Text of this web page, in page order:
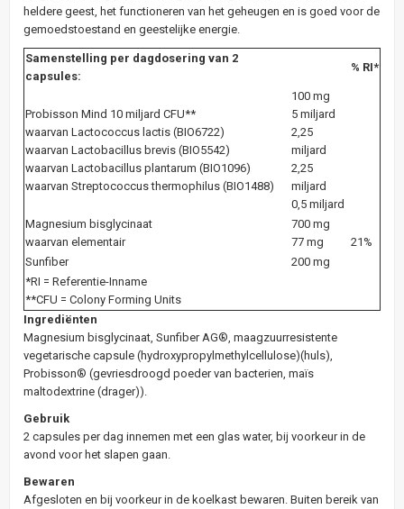
heldere geest, het functioneren van het geheugen en is goed voor de
gemoedstoestand en geestelijke energie.
Samenstelling per dagdosering van 2
capsules:
% RI*
Probisson Mind 10 miljard CFU**
waarvan Lactococcus lactis (BIO6722)
waarvan Lactobacillus brevis (BIO5542)
waarvan Lactobacillus plantarum (BIO1096)
waarvan Streptococcus thermophilus (BIO1488)
100 mg
5 miljard
2,25
miljard
2,25
miljard
0,5 miljard
Magnesium bisglycinaat
waarvan elementair
700 mg
77 mg
21%
Sunfiber
200 mg
*RI = Referentie-Inname
**CFU = Colony Forming Units
Ingrediënten
Magnesium bisglycinaat, Sunfiber AG®, maagzuurresistente
vegetarische capsule (hydroxypropylmethylcellulose)(huls),
Probisson® (gevriesdroogd poeder van bacterien, maïs
maltodextrine (drager)).
Gebruik
2 capsules per dag innemen met een glas water, bij voorkeur in de
avond voor het slapen gaan.
Bewaren
Afgesloten en bij voorkeur in de koelkast bewaren. Buiten bereik van